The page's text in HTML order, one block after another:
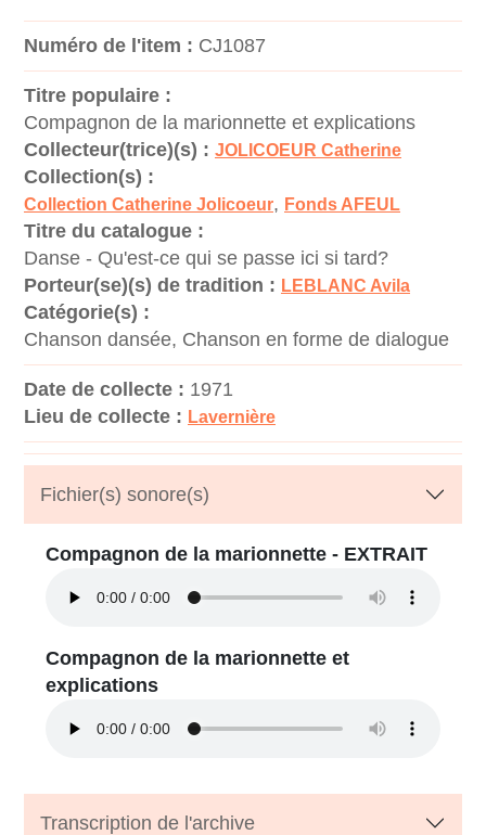
Numéro de l'item : CJ1087
Titre populaire :
Compagnon de la marionnette et explications
Collecteur(trice)(s) : JOLICOEUR Catherine
Collection(s) :
Collection Catherine Jolicoeur, Fonds AFEUL
Titre du catalogue :
Danse - Qu'est-ce qui se passe ici si tard?
Porteur(se)(s) de tradition : LEBLANC Avila
Catégorie(s) :
Chanson dansée, Chanson en forme de dialogue
Date de collecte : 1971
Lieu de collecte : Lavernière
Fichier(s) sonore(s)
Compagnon de la marionnette - EXTRAIT
Compagnon de la marionnette et
explications
Transcription de l'archive